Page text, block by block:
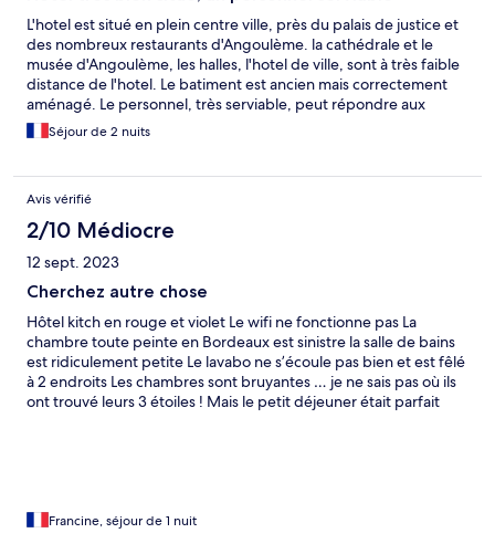
L'hotel est situé en plein centre ville, près du palais de justice et
des nombreux restaurants d'Angoulème. la cathédrale et le
musée d'Angoulème, les halles, l'hotel de ville, sont à très faible
distance de l'hotel. Le batiment est ancien mais correctement
aménagé. Le personnel, très serviable, peut répondre aux
demandes particulières. Le petit déjeuner est correct.
Séjour de 2 nuits
Avis vérifié
2/10 Médiocre
12 sept. 2023
Cherchez autre chose
Hôtel kitch en rouge et violet Le wifi ne fonctionne pas La
chambre toute peinte en Bordeaux est sinistre la salle de bains
est ridiculement petite Le lavabo ne s’écoule pas bien et est fêlé
à 2 endroits Les chambres sont bruyantes … je ne sais pas où ils
ont trouvé leurs 3 étoiles ! Mais le petit déjeuner était parfait
Francine, séjour de 1 nuit